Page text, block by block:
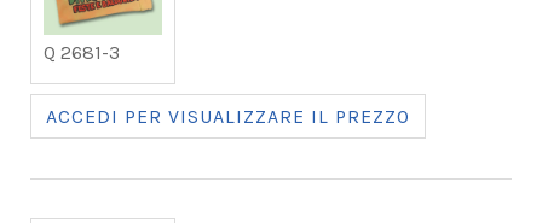
Q 2681-3
ACCEDI PER VISUALIZZARE IL PREZZO